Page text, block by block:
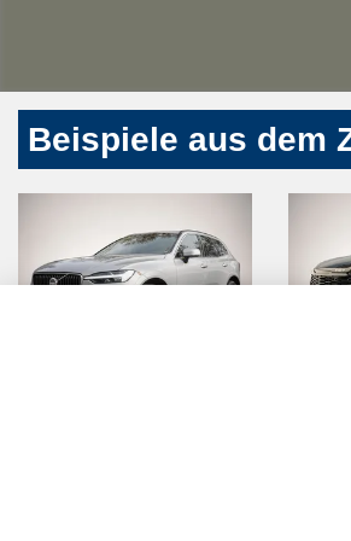
Beispiele aus dem